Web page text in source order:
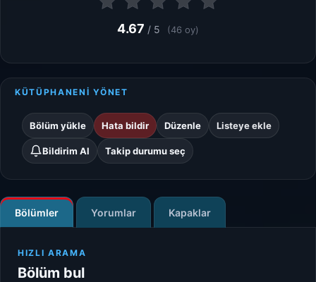
KÜTÜPHANENİ YÖNET
Bölüm yükle Hata bildir Düzenle Listeye ekle
Bildirim Al Takip durumu seç
Bölümler Yorumlar Kapaklar
HIZLI ARAMA
Bölüm bul
4.67 / 5 (46 oy)